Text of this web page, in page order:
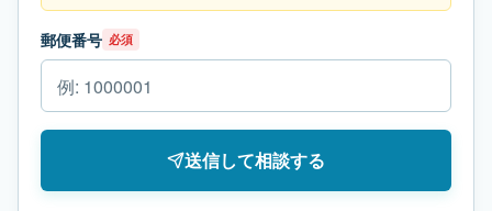
郵便番号 必須
送信して相談する